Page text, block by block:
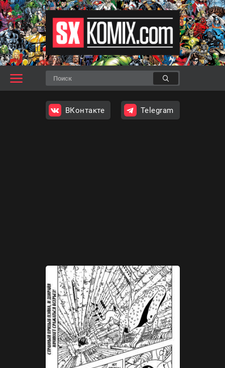
ВКонтакте Telegram